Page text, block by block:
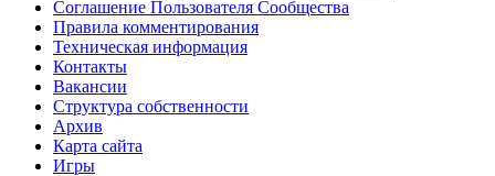
Соглашение Пользователя Сообщества
Правила комментирования
Техническая информация
Контакты
Вакансии
Структура собственности
Архив
Карта сайта
Игры